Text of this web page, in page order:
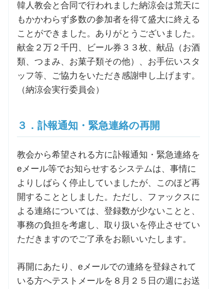
韓人教会と合同で行われました納涼会は荒天に
もかかわらず多数の参加者を得て盛大に終える
ことができました。ありがとうございました。
献金２万２千円、ビール券３３枚、献品（お酒
類、つまみ、お菓子類その他）、お手伝いスタ
ッフ等、ご協力をいただき感謝申し上げます。
（納涼会実行委員会）
３．訃報通知・緊急連絡の再開
教会から希望される方に訃報通知・緊急連絡を
eメール等でお知らせするシステムは、事情に
よりしばらく停止していましたが、このほど再
開することとしました。ただし、ファックスに
よる連絡については、登録数が少ないことと、
事務の負担を考慮し、取り扱いを停止させてい
ただきますのでご了承をお願いいたします。
再開にあたり、eメールでの連絡を登録されて
いる方へテストメールを８月２５日の週にお送